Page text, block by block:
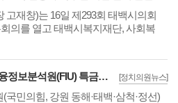
고재창)는 16일 제293회 태백시의회
의를 열고 태백시복지재단, 사회복
[정치의원뉴스]
이철규 의원, 금융정보분석원(FIU) 특금법 개정안 수정 촉구
국민의힘, 강원 동해·태백·삼척·정선)